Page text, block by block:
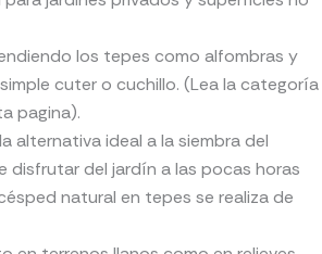
los tepes como alfombras y
cuter o cuchillo. (Lea la categoría
pagina).
alternativa ideal a la siembra del
disfrutar del jardín a las pocas horas
natural en tepes se realiza de